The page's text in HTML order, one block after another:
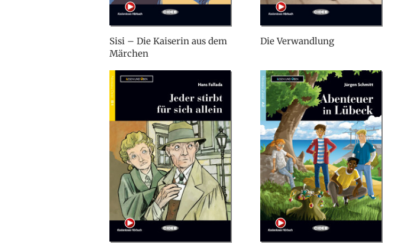
Sisi – Die Kaiserin aus dem
Märchen
Die Verwandlung